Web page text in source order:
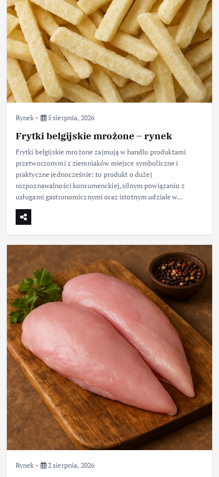
Rynek 5 sierpnia, 2026
Frytki belgijskie mrożone – rynek
Frytki belgijskie mrożone zajmują w handlu produktami
przetworzonymi z ziemniaków miejsce symboliczne i
praktyczne jednocześnie: to produkt o dużej
rozpoznawalności konsumenckiej, silnym powiązaniu z
usługami gastronomicznymi oraz istotnym udziale w…
Rynek 2 sierpnia, 2026